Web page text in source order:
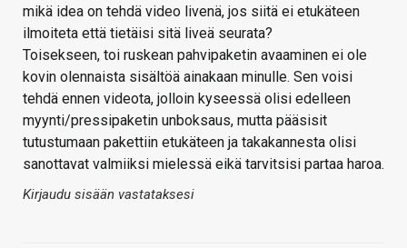
mikä idea on tehdä video livenä, jos siitä ei etukäteen
ilmoiteta että tietäisi sitä liveä seurata?
Toisekseen, toi ruskean pahvipaketin avaaminen ei ole
kovin olennaista sisältöä ainakaan minulle. Sen voisi
tehdä ennen videota, jolloin kyseessä olisi edelleen
myynti/pressipaketin unboksaus, mutta pääsisit
tutustumaan pakettiin etukäteen ja takakannesta olisi
sanottavat valmiiksi mielessä eikä tarvitsisi partaa haroa.
Kirjaudu sisään vastataksesi